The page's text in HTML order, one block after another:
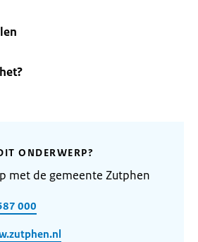
ONDERWERP?
met de gemeente Zutphen
000